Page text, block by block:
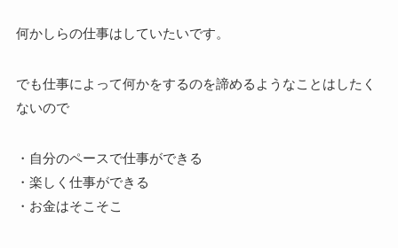
何かしらの仕事はしていたいです。
でも仕事によって何かをするのを諦めるようなことはしたく
ないので
・自分のペースで仕事ができる
・楽しく仕事ができる
・お金はそこそこ